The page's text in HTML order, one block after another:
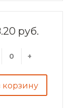
руб.
+
корзину